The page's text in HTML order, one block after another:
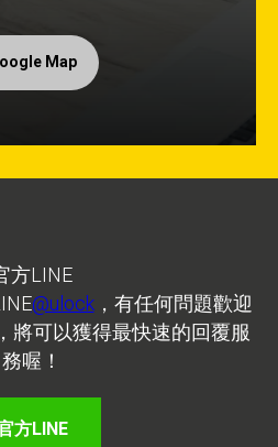
Map
方LINE
@ulock，有任何問題歡迎
將可以獲得最快速的回覆服
務喔！
方LINE